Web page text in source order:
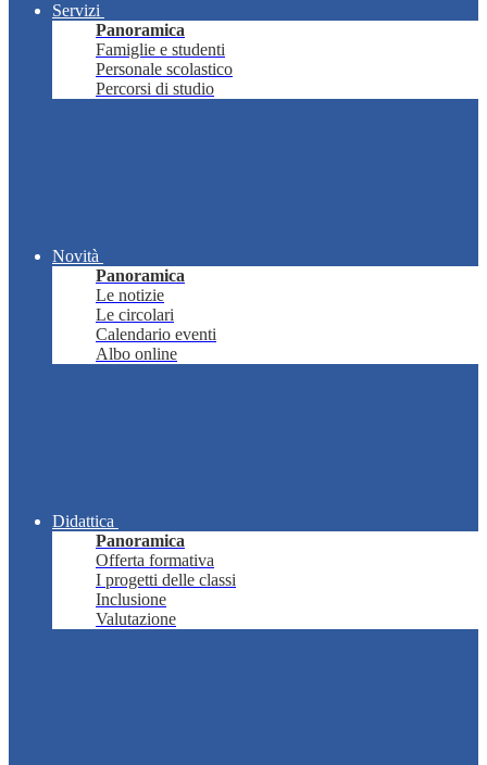
Servizi
Panoramica
Famiglie e studenti
Personale scolastico
Percorsi di studio
Novità
Panoramica
Le notizie
Le circolari
Calendario eventi
Albo online
Didattica
Panoramica
Offerta formativa
I progetti delle classi
Inclusione
Valutazione